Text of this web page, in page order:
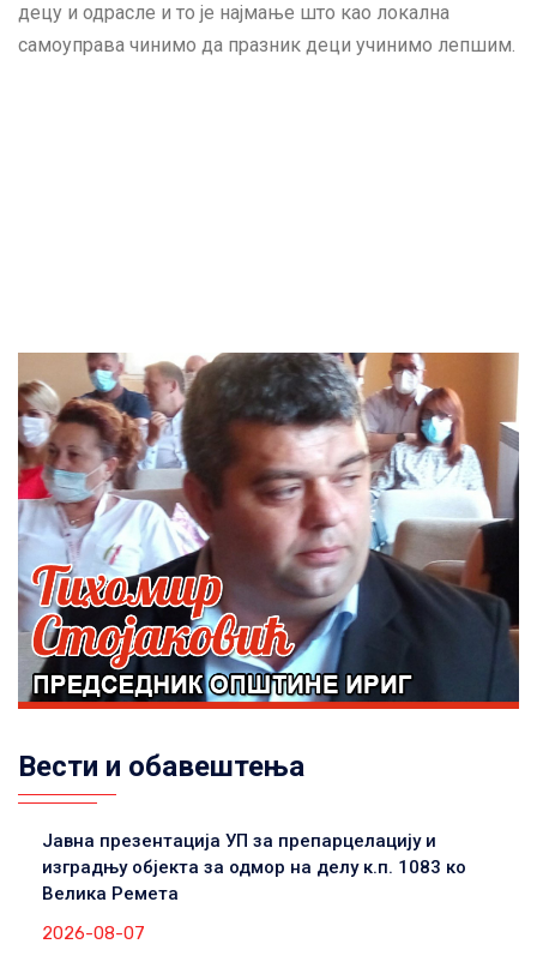
децу и одрасле и то је најмање што као локална
самоуправа чинимо да празник деци учинимо лепшим.
Вести и обавештења
Јавна презентација УП за препарцелацију и
изградњу објекта за одмор на делу к.п. 1083 ко
Велика Ремета
2026-08-07